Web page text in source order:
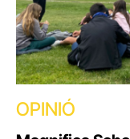
OPINIÓ